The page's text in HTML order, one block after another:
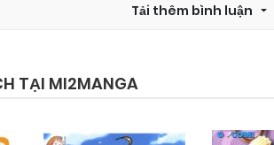
Chapter 13
Chapter 9
Tải thêm bình luận
TẠI MI2MANGA